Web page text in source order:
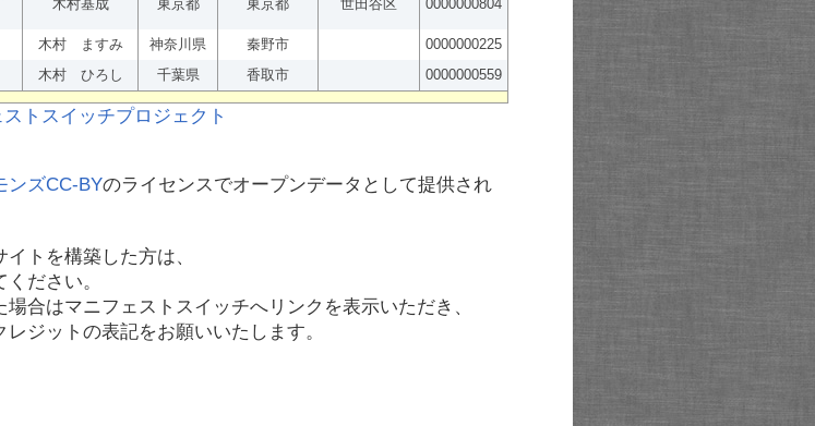
木村基成 東京都 東京都 世田谷区 0000000804
木村 ますみ 神奈川県 秦野市
0000000225
木村 ひろし 千葉県 香取市 0000000559
ンズCC-BYのライセンスでオープンデータとして提供され
トを構築した方は、
ださい。
合はマニフェストスイッチへリンクを表示いただき、
ジットの表記をお願いいたします。